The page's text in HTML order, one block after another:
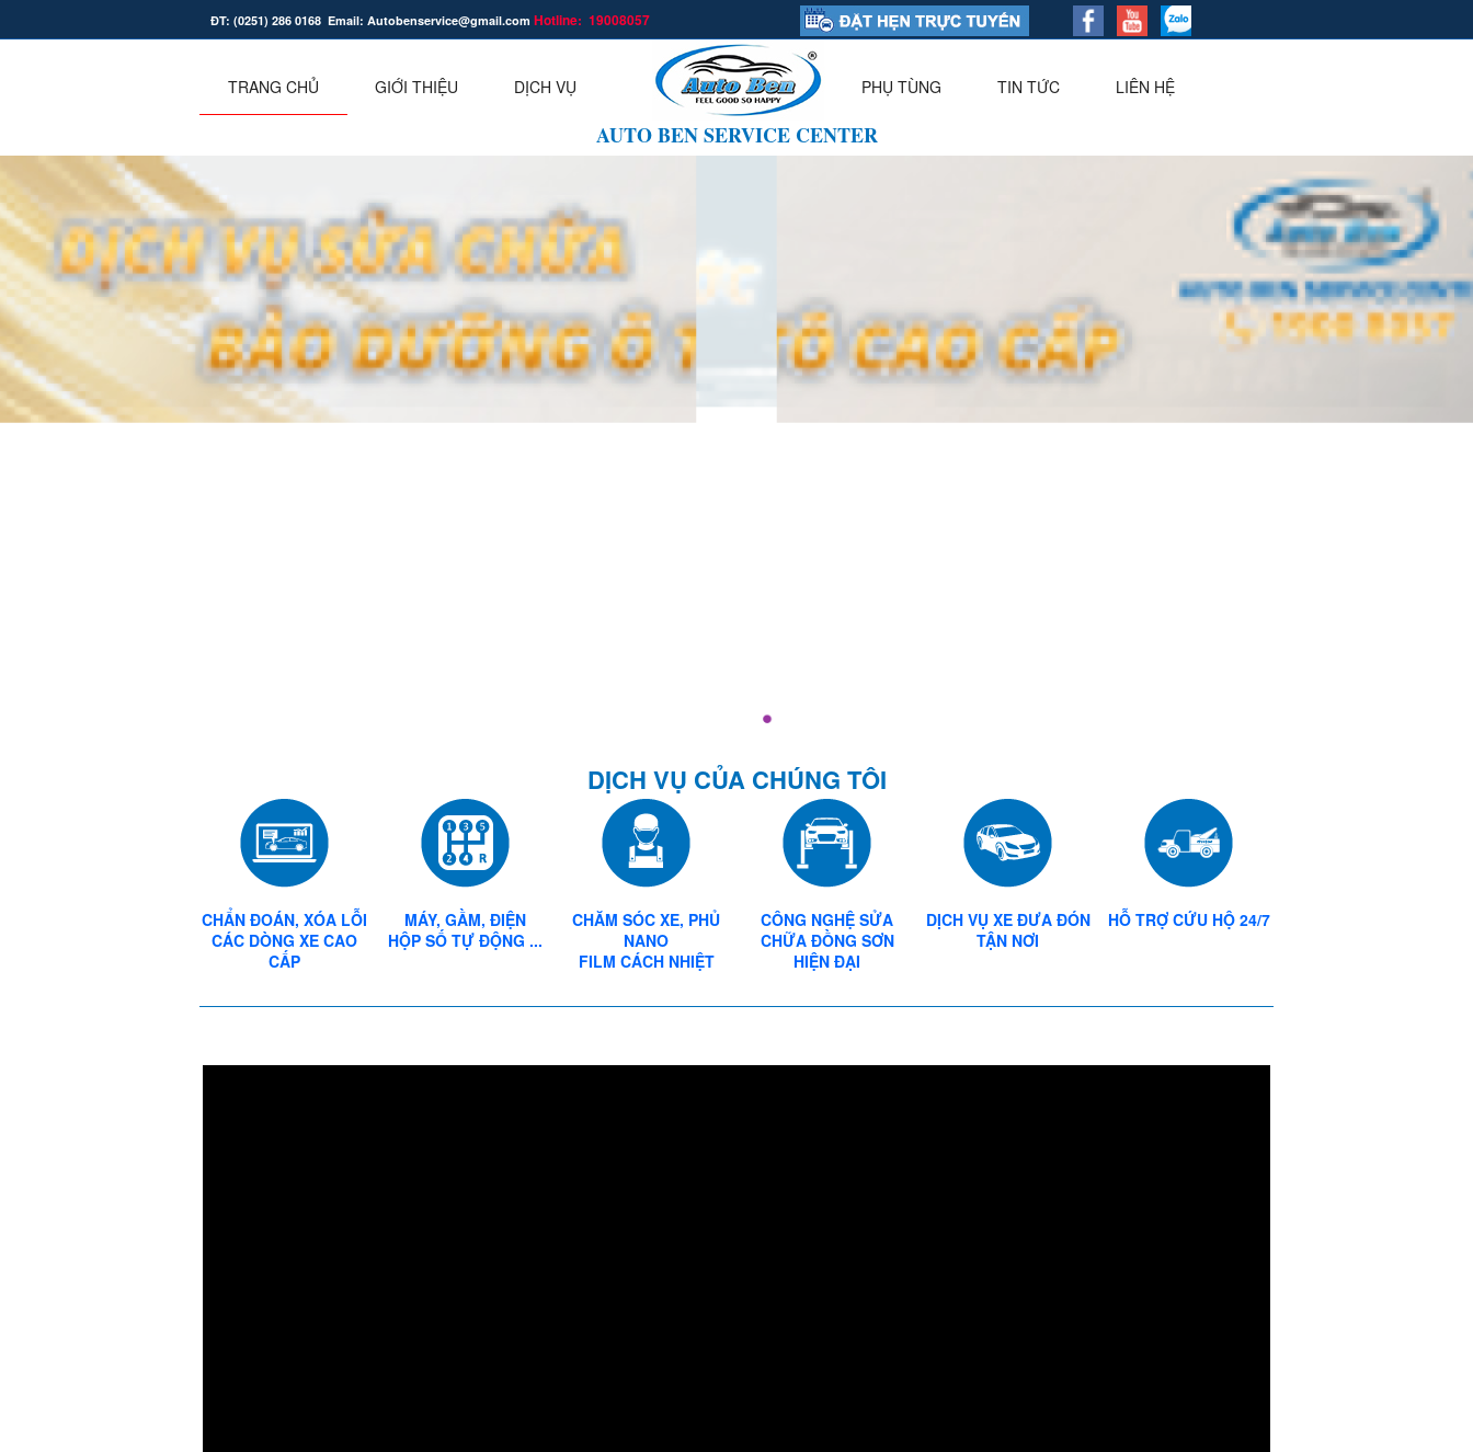
ĐT: (0251) 286 0168 Email: Autobenservice@gmail.com Hotline: 19008057
TRANG CHỦ
GIỚI THIỆU DỊCH VỤ
PHỤ TÙNG
TIN TỨC LIÊN HỆ
AUTO BEN SERVICE CENTER
BẢO DƯỠNG VÀ SỬA CHỮA Ô TÔ CAO CẤP
DỊCH VỤ CỦA CHÚNG TÔI
CHẨN ĐOÁN, XÓA LỖI
CÁC DÒNG XE CAO
CẤP
MÁY, GẦM, ĐIỆN
HỘP SỐ TỰ ĐỘNG ...
CHĂM SÓC XE, PHỦ
NANO
FILM CÁCH NHIỆT
CÔNG NGHỆ SỬA
CHỮA ĐỒNG SƠN
HIỆN ĐẠI
DỊCH VỤ XE ĐƯA ĐÓN
TẬN NƠI
HỖ TRỢ CỨU HỘ 24/7